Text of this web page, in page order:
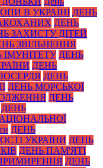
В УКРАЇНІ ДЕНЬ
ДЕНЬ
ЗАХИСТУ ДІТЕЙ
ЗВІЛЬНЕННЯ
ІМУНІТЕТУ ДЕНЬ
ДЕНЬ
ДЕНЬ
ДЕНЬ МОРСЬКОЇ
ДЕНЬ
ДЕНЬ
ДЕНЬ
УКРАЇНИ ДЕНЬ
ДЕНЬ ПАМ'ЯТІ
ДЕНЬ